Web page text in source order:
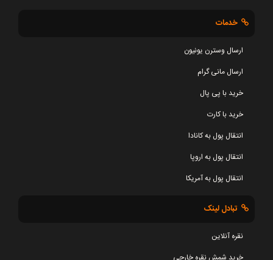
خدمات
ارسال وسترن یونیون
ارسال مانی گرام
خرید با پی پال
خرید با کارت
انتقال پول به کانادا
انتقال پول به اروپا
انتقال پول به آمریکا
تبادل لینک
نقره آنلاین